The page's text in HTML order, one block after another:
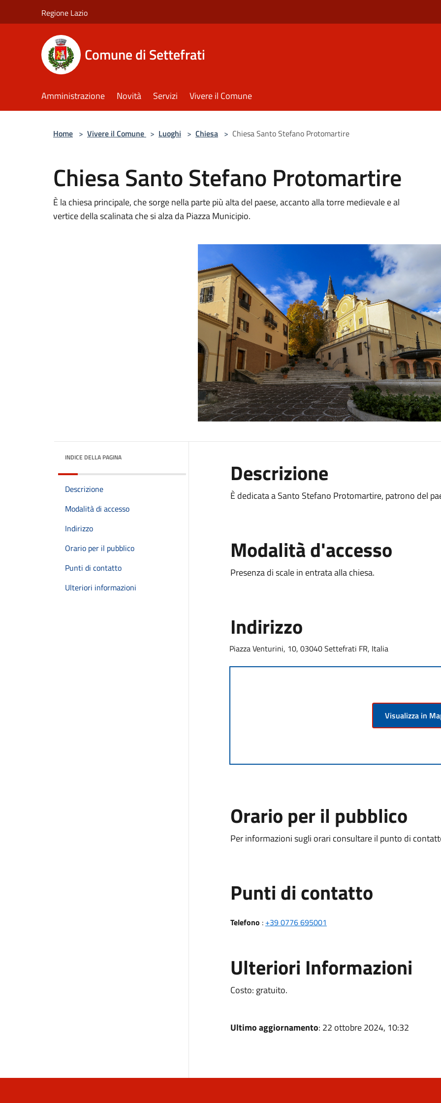
Regione Lazio
Comune di Settefrati
Amministrazione Novità Servizi Vivere il Comune
Home > Vivere il Comune > Luoghi > Chiesa > Chiesa Santo Stefano Protomartire
Chiesa Santo Stefano Protomartire
È la chiesa principale, che sorge nella parte più alta del paese, accanto alla torre medievale e al
vertice della scalinata che si alza da Piazza Municipio.
INDICE DELLA PAGINA
Descrizione
Modalità di accesso
Indirizzo
Orario per il pubblico
Punti di contatto
Ulteriori informazioni
Descrizione
È dedicata aSanto Stefano Protomartire, patrono del
Modalità d'accesso
Presenza di scale in entrata alla chiesa.
Indirizzo
Piazza Venturini, 10, 03040 Settefrati FR, Italia
Visualizza in
Orario per il pubblico
Per informazioni sugli orari consultare il punto di
Punti di contatto
Telefono : +39 0776 695001
Ulteriori Informazioni
Costo: gratuito.
Ultimo aggiornamento: 22 ottobre 2024, 10:32